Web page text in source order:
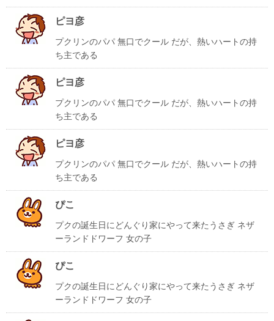
ピヨ彦
プクリンのパパ 無口でクール だが、熱いハートの持
ち主である
ピヨ彦
プクリンのパパ 無口でクール だが、熱いハートの持
ち主である
ピヨ彦
プクリンのパパ 無口でクール だが、熱いハートの持
ち主である
ぴこ
プクの誕生日にどんぐり家にやって来たうさぎ ネザ
ーランドドワーフ 女の子
ぴこ
プクの誕生日にどんぐり家にやって来たうさぎ ネザ
ーランドドワーフ 女の子